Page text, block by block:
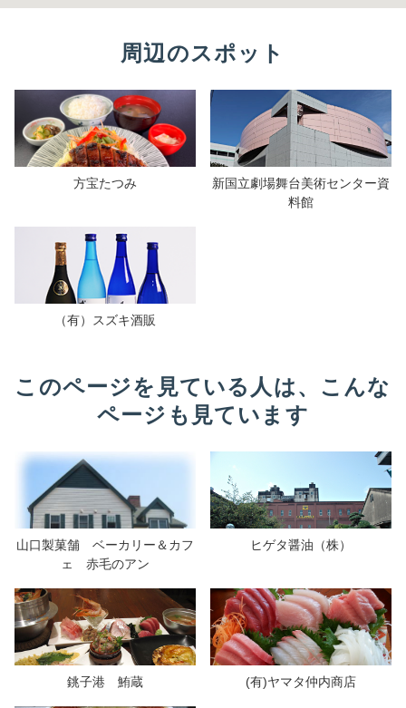
周辺のスポット
方宝たつみ
新国立劇場舞台美術センター資
料館
（有）スズキ酒販
このページを見ている人は、こんな
ページも見ています
山口製菓舗 ベーカリー＆カフ
ェ 赤毛のアン
ヒゲタ醤油（株）
銚子港 鮪蔵 (有)ヤマタ仲内商店